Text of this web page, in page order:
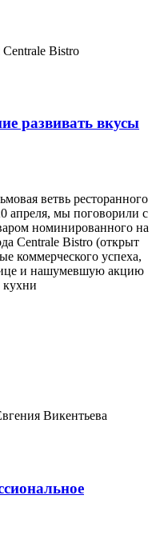
Bistro
развивать вкусы
ветвь ресторанного
апреля, мы поговорили с
номинированного на
Centrale Bistro (открыт
коммерческого успеха,
и нашумевшую акцию
кухни
Викентьева